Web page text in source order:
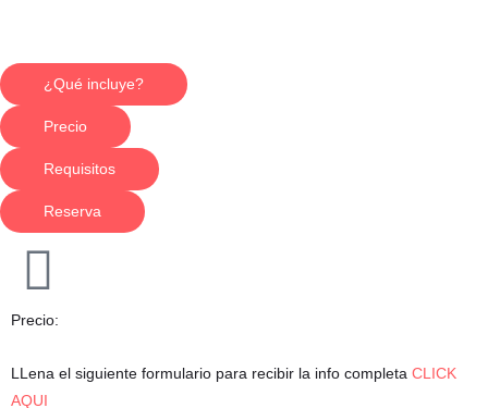
¿Qué incluye?
Precio
Requisitos
Reserva
Precio:
LLena el siguiente formulario para recibir la info completa CLICK
AQUI